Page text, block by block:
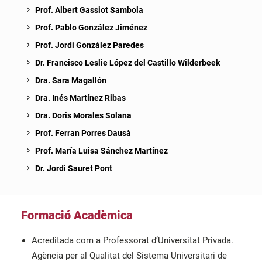
Prof. Albert Gassiot Sambola
Prof. Pablo González Jiménez
Prof. Jordi González Paredes
Dr. Francisco Leslie López del Castillo Wilderbeek
Dra. Sara Magallón
Dra. Inés Martínez Ribas
Dra. Doris Morales Solana
Prof. Ferran Porres Dausà
Prof. María Luisa Sánchez Martínez
Dr. Jordi Sauret Pont
Formació Acadèmica
Acreditada com a Professorat d’Universitat Privada.
Agència per al Qualitat del Sistema Universitari de